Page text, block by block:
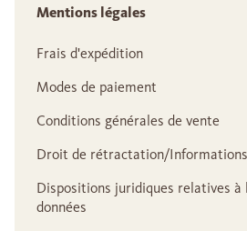
Mentions légales
Frais d'expédition
Modes de paiement
Conditions générales de vente
Droit de rétractation/
Dispositions juridiques relatives à
données